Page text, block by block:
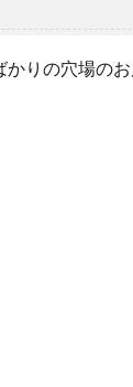
りの穴場の